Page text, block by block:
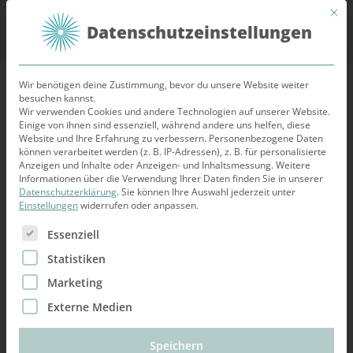
Widerrufsbelehrung
Widerrufsrecht
Sie haben das Recht, binnen 14 Tagen ohne Angabe
von Gründen diesen Vertrag zu widerrufen.
Die Widerrufsfrist beträgt 14 Tage ab dem Tag des
Vertragsabschlusses.
Um Ihr Widerrufsrecht auszuüben, müssen Sie uns
(Auf die Ohren GmbH, Schreiberhauer Straße 4,
10317 Berlin, E-Mail-Adresse: mail@auf-die-
ohren.com) mittels einer eindeutigen Erklärung (z.B.
ein
Mit
Datenschutzeinstellungen
Wir benötigen deine Zustimmung, bevor du unsere Website weiter
besuchen kannst.
Wir verwenden Cookies und andere Technologien auf unserer Website.
Einige von ihnen sind essenziell, während andere uns helfen, diese
Website und Ihre Erfahrung zu verbessern. Personenbezogene Daten
können verarbeitet werden (z. B. IP-Adressen), z. B. für personalisierte
Anzeigen und Inhalte oder Anzeigen- und Inhaltsmessung.Weitere
Informationen über die Verwendung Ihrer Daten finden Sie in unserer
Datenschutzerklärung.Sie können Ihre Auswahl jederzeit unter
Einstellungenwiderrufen oder anpassen.
Es folgt eine Liste der Service-Gruppen, für die eine
Essenziell
Statistiken
Marketing
Externe Medien
Speichern